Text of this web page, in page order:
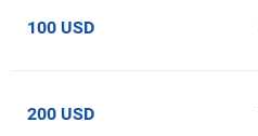
100 USD
200 USD